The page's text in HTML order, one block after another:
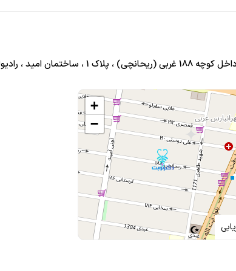
( ساده و
و سونوگرافی شرق
+
−